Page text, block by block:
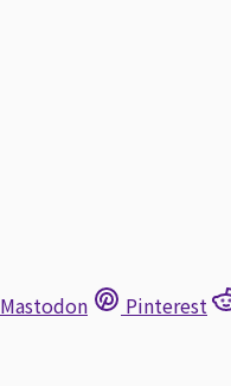
Mastodon Pinterest